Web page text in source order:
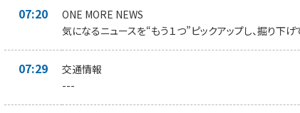
07:20 ONE MORE NEWS
気になるニュースを“もう１つ”ピックアップし、掘り下げ
07:29 交通情報
---